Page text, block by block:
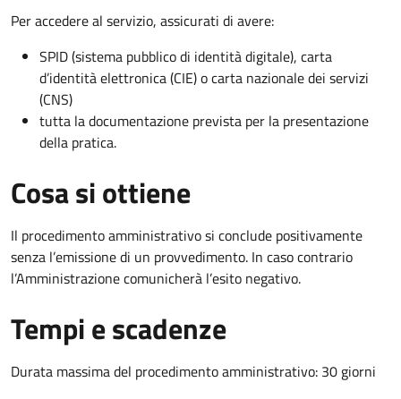
Per accedere al servizio, assicurati di avere:
SPID (sistema pubblico di identità digitale), carta
d’identità elettronica (CIE) o carta nazionale dei servizi
(CNS)
tutta la documentazione prevista per la presentazione
della pratica.
Cosa si ottiene
Il procedimento amministrativo si conclude positivamente
senza l’emissione di un provvedimento. In caso contrario
l’Amministrazione comunicherà l’esito negativo.
Tempi e scadenze
Durata massima del procedimento amministrativo: 30 giorni